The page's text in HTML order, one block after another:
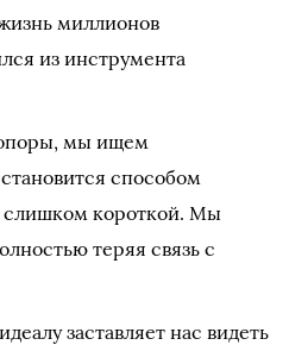
миллионов
из инструмента
опоры, мы ищем
способом
слишком короткой. Мы
теряя связь с
заставляет нас видеть